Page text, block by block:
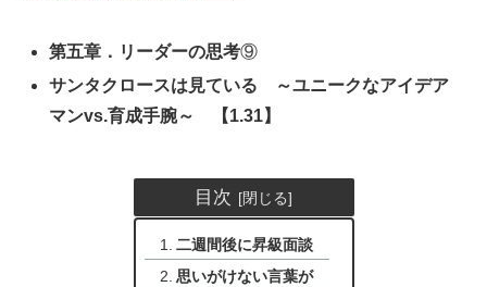
第五章．リーダーの思考⑨
サンタクロースは見ている ～ユニークなアイデア
マンvs.育成手腕～
【1.31】
目次
二週間後に昇級面談
思いがけない言葉が